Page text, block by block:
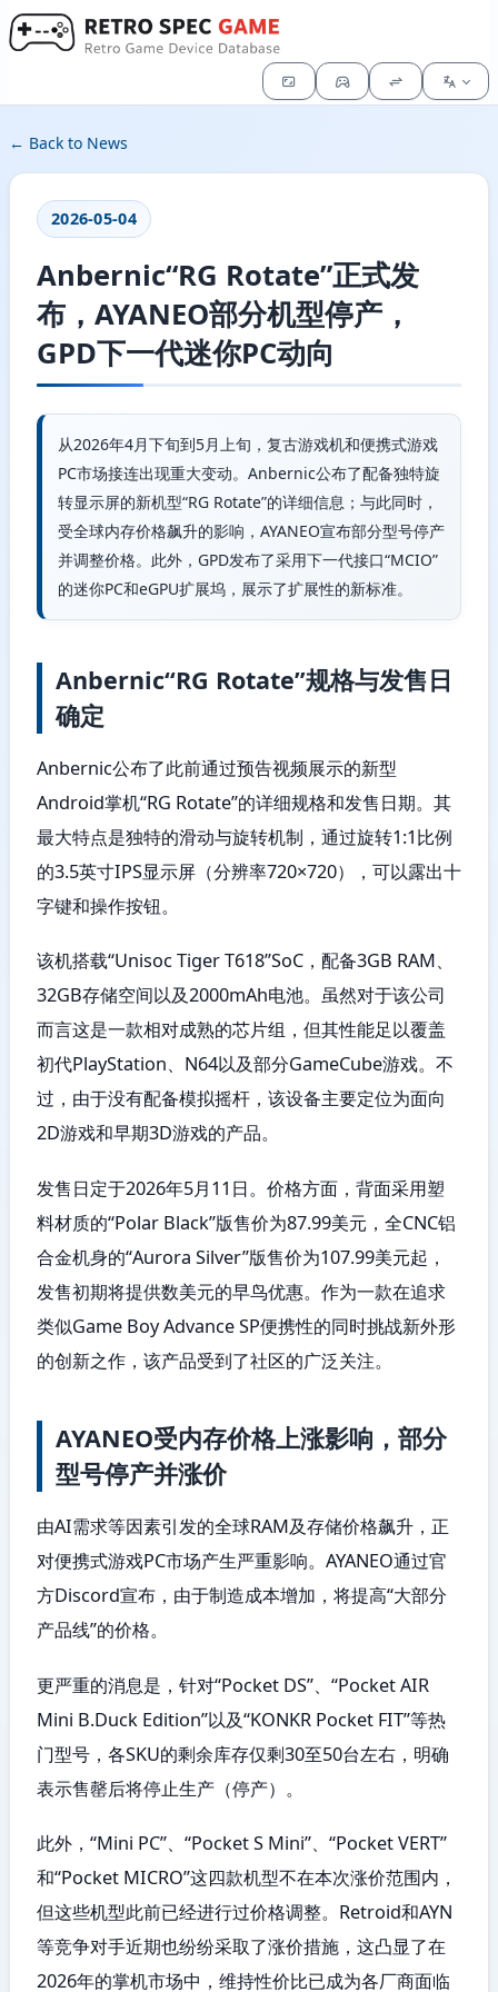
← Back to News
2026-05-04
Anbernic“RG Rotate”正式发
布，AYANEO部分机型停产，
GPD下一代迷你PC动向
从2026年4月下旬到5月上旬，复古游戏机和便携式游戏
PC市场接连出现重大变动。Anbernic公布了配备独特旋
转显示屏的新机型“RG Rotate”的详细信息；与此同时，
受全球内存价格飙升的影响，AYANEO宣布部分型号停产
并调整价格。此外，GPD发布了采用下一代接口“MCIO”
的迷你PC和eGPU扩展坞，展示了扩展性的新标准。
Anbernic“RG Rotate”规格与发售日
确定
Anbernic公布了此前通过预告视频展示的新型
Android掌机“RG Rotate”的详细规格和发售日期。其
最大特点是独特的滑动与旋转机制，通过旋转1:1比例
的3.5英寸IPS显示屏（分辨率720×720），可以露出十
字键和操作按钮。
该机搭载“Unisoc Tiger T618”SoC，配备3GB RAM、
32GB存储空间以及2000mAh电池。虽然对于该公司
而言这是一款相对成熟的芯片组，但其性能足以覆盖
初代PlayStation、N64以及部分GameCube游戏。不
过，由于没有配备模拟摇杆，该设备主要定位为面向
2D游戏和早期3D游戏的产品。
发售日定于2026年5月11日。价格方面，背面采用塑
料材质的“Polar Black”版售价为87.99美元，全CNC铝
合金机身的“Aurora Silver”版售价为107.99美元起，
发售初期将提供数美元的早鸟优惠。作为一款在追求
类似Game Boy Advance SP便携性的同时挑战新外形
的创新之作，该产品受到了社区的广泛关注。
AYANEO受内存价格上涨影响，部分
型号停产并涨价
由AI需求等因素引发的全球RAM及存储价格飙升，正
对便携式游戏PC市场产生严重影响。AYANEO通过官
方Discord宣布，由于制造成本增加，将提高“大部分
产品线”的价格。
更严重的消息是，针对“Pocket DS”、“Pocket AIR
Mini B.Duck Edition”以及“KONKR Pocket FIT”等热
门型号，各SKU的剩余库存仅剩30至50台左右，明确
表示售罄后将停止生产（停产）。
此外，“Mini PC”、“Pocket S Mini”、“Pocket VERT”
和“Pocket MICRO”这四款机型不在本次涨价范围内，
但这些机型此前已经进行过价格调整。Retroid和AYN
等竞争对手近期也纷纷采取了涨价措施，这凸显了在
2026年的掌机市场中，维持性价比已成为各厂商面临